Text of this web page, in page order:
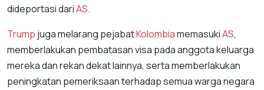
dideportasi dariAS.
Trump juga melarang pejabatKolombiamemasukiAS,
memberlakukan pembatasan visa pada anggota keluarga
mereka dan rekan dekat lainnya, serta memberlakukan
peningkatan pemeriksaan terhadap semua warga negara